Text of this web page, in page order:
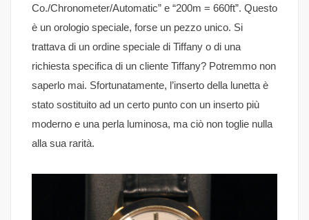
Co./Chronometer/Automatic” e “200m = 660ft”. Questo
è un orologio speciale, forse un pezzo unico. Si
trattava di un ordine speciale di Tiffany o di una
richiesta specifica di un cliente Tiffany? Potremmo non
saperlo mai. Sfortunatamente, l’inserto della lunetta è
stato sostituito ad un certo punto con un inserto più
moderno e una perla luminosa, ma ciò non toglie nulla
alla sua rarità.